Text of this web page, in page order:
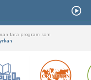
program som